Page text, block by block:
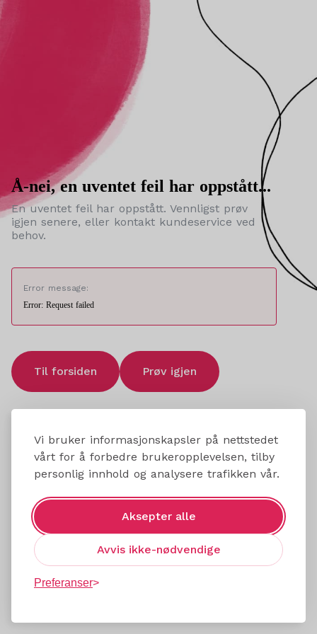
Vi bruker informasjonskapsler på nettstedet
vårt for å forbedre brukeropplevelsen, tilby
personlig innhold og analysere trafikken vår.
Aksepter alle
Avvis ikke-nødvendige
Preferanser
Å-nei, en uventet feil har oppstått...
En uventet feil har oppstått. Vennligst prøv
igjen senere, eller kontakt kundeservice ved
behov.
Error message:
Error: Request failed
Til forsiden Prøv igjen